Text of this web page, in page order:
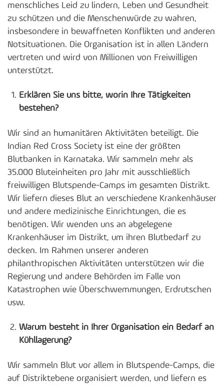
menschliches Leid zu lindern, Leben und Gesundheit
zu schützen und die Menschenwürde zu wahren,
insbesondere in bewaffneten Konflikten und anderen
Notsituationen. Die Organisation ist in allen Ländern
vertreten und wird von Millionen von Freiwilligen
unterstützt.
Erklären Sie uns bitte, worin Ihre Tätigkeiten
bestehen?
Wir sind an humanitären Aktivitäten beteiligt. Die
Indian Red Cross Society ist eine der größten
Blutbanken in Karnataka. Wir sammeln mehr als
35.000 Bluteinheiten pro Jahr mit ausschließlich
freiwilligen Blutspende-Camps im gesamten Distrikt.
Wir liefern dieses Blut an verschiedene Krankenhäuser
und andere medizinische Einrichtungen, die es
benötigen. Wir wenden uns an abgelegene
Krankenhäuser im Distrikt, um ihren Blutbedarf zu
decken. Im Rahmen unserer anderen
philanthropischen Aktivitäten unterstützen wir die
Regierung und andere Behörden im Falle von
Katastrophen wie Überschwemmungen, Erdrutschen
usw.
Warum besteht in Ihrer Organisation ein Bedarf an
Kühllagerung?
Wir sammeln Blut vor allem in Blutspende-Camps, die
auf Distriktebene organisiert werden, und liefern es